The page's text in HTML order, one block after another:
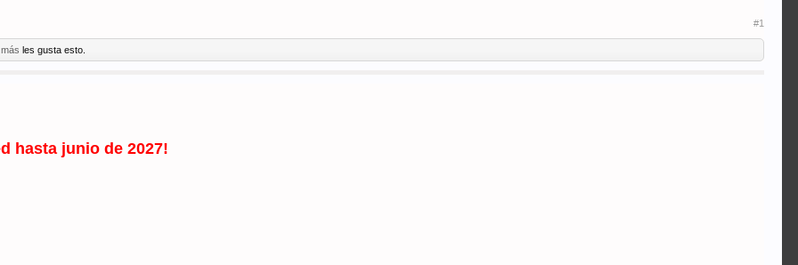
#1
les gusta esto.
hasta junio de 2027!